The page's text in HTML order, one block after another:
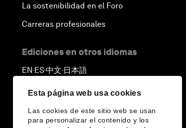
Esta página web usa cookies
Las cookies de este sitio web se usan
para personalizar el contenido y los
La sostenibilidad en el Foro
Carreras profesionales
Ediciones en otros idiomas
EN ▪ES▪中文▪ 日本語